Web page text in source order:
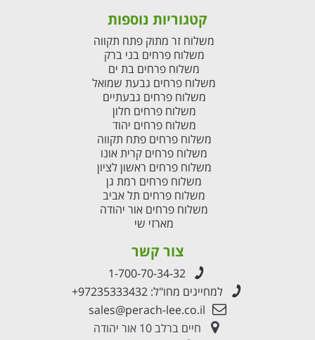
קטגוריות נוספות
משלוח זר מתוק פתח תקווה
משלוח פרחים בני ברק
משלוח פרחים בת ים
משלוח פרחים גבעת שמואל
משלוח פרחים גבעתיים
משלוח פרחים חלון
משלוח פרחים יהוד
משלוח פרחים פתח תקווה
משלוח פרחים קרית אונו
משלוח פרחים ראשון לציון
משלוח פרחים רמת גן
משלוח פרחים תל אביב
משלוח פרחים אור יהודה
מארזי שי
צור קשר
1-700-70-34-32
למחייגים מחו"ל:+97235333432
sales@perach-lee.co.il
חיים ברלב 10 אור יהודה